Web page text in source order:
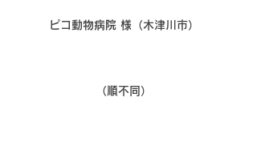
​ピコ動物病院 様（木津川市）
​（順不同）